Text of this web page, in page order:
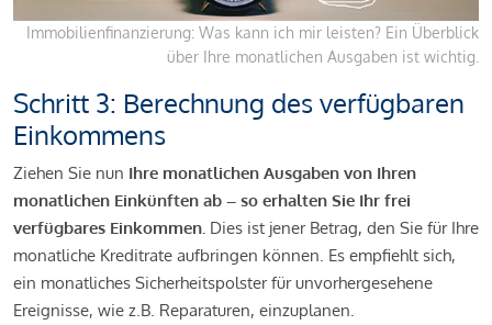
Immobilienfinanzierung: Was kann ich mir leisten? Ein Überblick
über Ihre monatlichen Ausgaben ist wichtig.
Schritt 3: Berechnung des verfügbaren
Einkommens
Ziehen Sie nun Ihre monatlichen Ausgaben von Ihren
monatlichen Einkünften ab – so erhalten Sie Ihr frei
verfügbares Einkommen. Dies ist jener Betrag, den Sie für Ihre
monatliche Kreditrate aufbringen können. Es empfiehlt sich,
ein monatliches Sicherheitspolster für unvorhergesehene
Ereignisse, wie z.B. Reparaturen, einzuplanen.